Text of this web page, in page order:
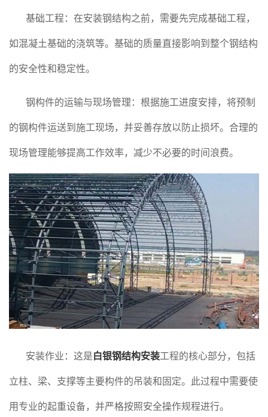
基础工程：在安装钢结构之前，需要先完成基础工程，
如混凝土基础的浇筑等。基础的质量直接影响到整个钢结构
的安全性和稳定性。
钢构件的运输与现场管理：根据施工进度安排，将预制
的钢构件运送到施工现场，并妥善存放以防止损坏。合理的
现场管理能够提高工作效率，减少不必要的时间浪费。
安装作业：这是白银钢结构安装工程的核心部分，包括
立柱、梁、支撑等主要构件的吊装和固定。此过程中需要使
用专业的起重设备，并严格按照安全操作规程进行。